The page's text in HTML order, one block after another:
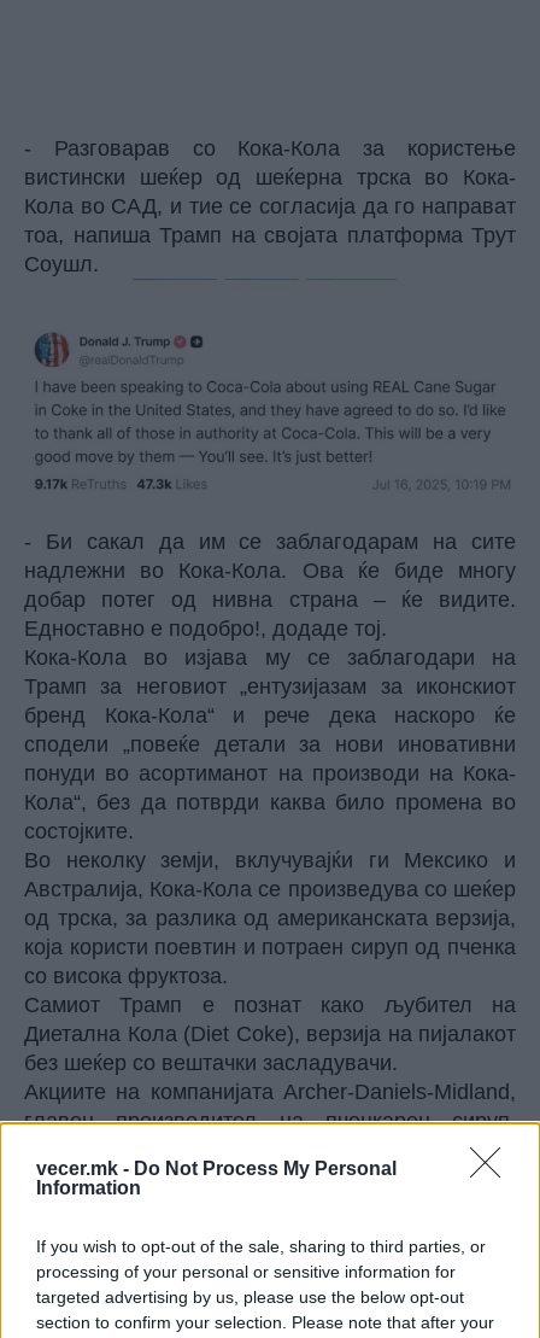
vecer.mk - Do Not Process My Personal
Information
If you wish to opt-out of the sale, sharing to third parties, or
processing of your personal or sensitive information for
targeted advertising by us, please use the below opt-out
section to confirm your selection. Please note that after your
- Разговарав со Кока-Кола за користење
вистински шеќер од шеќерна трска во Кока-
Кола во САД, и тие се согласија да го направат
тоа, напиша Трамп на својата платформа Трут
Соушл.
- Би сакал да им се заблагодарам на сите
надлежни во Кока-Кола. Ова ќе биде многу
добар потег од нивна страна – ќе видите.
Едноставно е подобро!, додаде тој.
Кока-Кола во изјава му се заблагодари на
Трамп за неговиот „ентузијазам за иконскиот
бренд Кока-Кола“ и рече дека наскоро ќе
сподели „повеќе детали за нови иновативни
понуди во асортиманот на производи на Кока-
Кола“, без да потврди каква било промена во
состојките.
Во неколку земји, вклучувајќи ги Мексико и
Австралија, Кока-Кола се произведува со шеќер
од трска, за разлика од американската верзија,
која користи поевтин и потраен сируп од пченка
со висока фруктоза.
Самиот Трамп е познат како љубител на
Диетална Кола (Diet Coke), верзија на пијалакот
без шеќер со вештачки засладувачи.
Акциите на компанијата Archer-Daniels-Midland,
главен производител на пченкарен сируп,
паднаа за околу шест проценти во тргувањето
по работно време во САД по објавата на Трамп.
Рекорден интерес за
помрачувањето на Сонцето на 12
август: ОПТИЧАРИТЕ ВО БЕЛГИЈА